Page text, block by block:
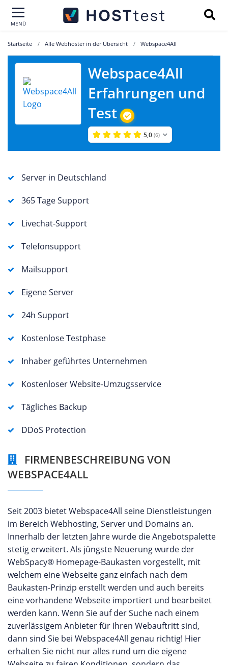
MENÜ
Startseite Alle Webhoster in der Übersicht Webspace4All
Webspace4All
Erfahrungen und
Test
5,0 (6)
Server in Deutschland
365 Tage Support
Livechat-Support
Telefonsupport
Mailsupport
Eigene Server
24h Support
Kostenlose Testphase
Inhaber geführtes Unternehmen
Kostenloser Website-Umzugsservice
Tägliches Backup
DDoS Protection
FIRMENBESCHREIBUNG VON
WEBSPACE4ALL
Seit 2003 bietet Webspace4All seine Dienstleistungen
im Bereich Webhosting, Server und Domains an.
Innerhalb der letzten Jahre wurde die Angebotspalette
stetig erweitert. Als jüngste Neuerung wurde der
WebSpacy® Homepage-Baukasten vorgestellt, mit
welchem eine Webseite ganz einfach nach dem
Baukasten-Prinzip erstellt werden und auch bereits
eine vorhandene Webseite importiert und bearbeitet
werden kann. Wenn Sie auf der Suche nach einem
zuverlässigem Anbieter für Ihren Webauftritt sind,
dann sind Sie bei Webspace4All genau richtig! Hier
erhalten Sie nicht nur alles rund um die eigene